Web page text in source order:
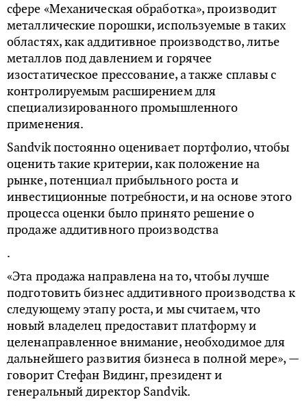
сфере «Механическая обработка», производит
металлические порошки, используемые в таких
областях, как аддитивное производство, литье
металлов под давлением и горячее
изостатическое прессование, а также сплавы с
контролируемым расширением для
специализированного промышленного
применения.
Sandvik постоянно оценивает портфолио, чтобы
оценить такие критерии, как положение на
рынке, потенциал прибыльного роста и
инвестиционные потребности, и на основе этого
процесса оценки было принято решение о
продаже аддитивного производства
.
«Эта продажа направлена на то, чтобы лучше
подготовить бизнес аддитивного производства к
следующему этапу роста, и мы считаем, что
новый владелец предоставит платформу и
целенаправленное внимание, необходимое для
дальнейшего развития бизнеса в полной мере», —
говорит Стефан Видинг, президент и
генеральный директор Sandvik.